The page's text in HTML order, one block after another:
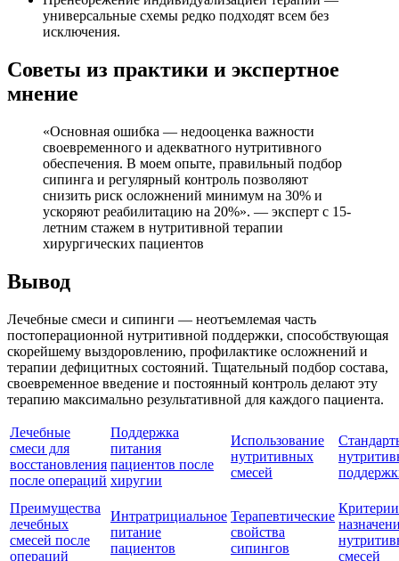
универсальные схемы редко подходят всем без
исключения.
Советы из практики и экспертное
мнение
«Основная ошибка — недооценка важности
своевременного и адекватного нутритивного
обеспечения. В моем опыте, правильный подбор
сипинга и регулярный контроль позволяют
снизить риск осложнений минимум на 30% и
ускоряют реабилитацию на 20%». — эксперт с 15-
летним стажем в нутритивной терапии
хирургических пациентов
Вывод
Лечебные смеси и сипинги — неотъемлемая часть
постоперационной нутритивной поддержки, способствующая
скорейшему выздоровлению, профилактике осложнений и
терапии дефицитных состояний. Тщательный подбор состава,
своевременное введение и постоянный контроль делают эту
терапию максимально результативной для каждого пациента.
Лечебные
смеси для
восстановления
после операций
Поддержка
питания
пациентов после
хиругии
Использование
нутритивных
смесей
Преимущества
лечебных
смесей после
операций
Интратрициальное
питание
пациентов
Терапевтические
свойства
сипингов
Критерии
смесей